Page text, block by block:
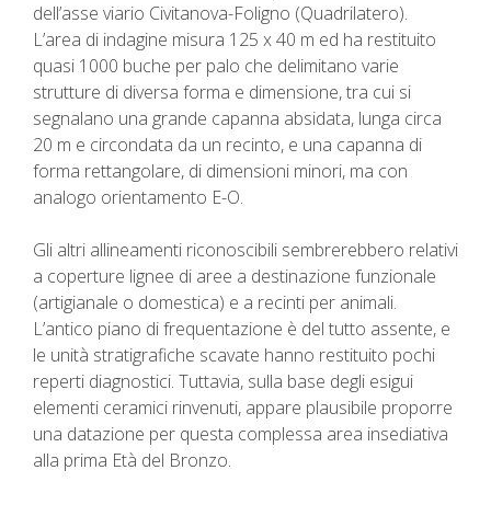
dell’asse viario Civitanova-Foligno (Quadrilatero).
L’area di indagine misura 125 x 40 m ed ha restituito
quasi 1000 buche per palo che delimitano varie
strutture di diversa forma e dimensione, tra cui si
segnalano una grande capanna absidata, lunga circa
20 m e circondata da un recinto, e una capanna di
forma rettangolare, di dimensioni minori, ma con
analogo orientamento E-O.
Gli altri allineamenti riconoscibili sembrerebbero relativi
a coperture lignee di aree a destinazione funzionale
(artigianale o domestica) e a recinti per animali.
L’antico piano di frequentazione è del tutto assente, e
le unità stratigrafiche scavate hanno restituito pochi
reperti diagnostici. Tuttavia, sulla base degli esigui
elementi ceramici rinvenuti, appare plausibile proporre
una datazione per questa complessa area insediativa
alla prima Età del Bronzo.